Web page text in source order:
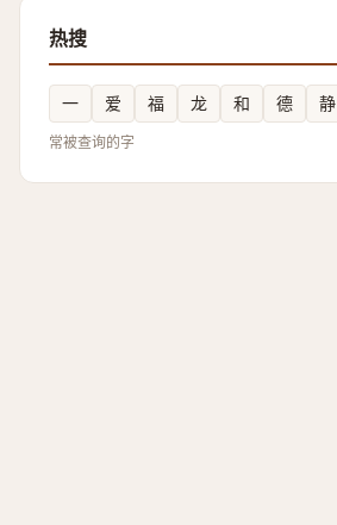
热搜
一 爱 福 龙 和 德 静
常被查询的字